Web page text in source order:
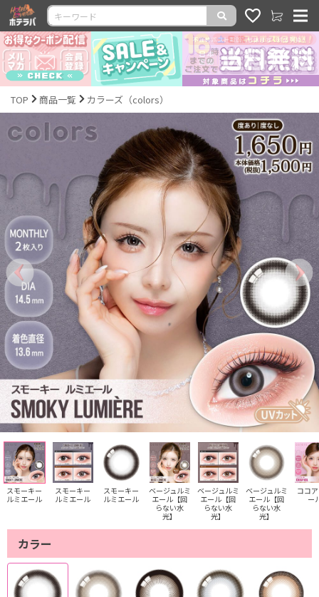
TOP 商品一覧 カラーズ（colors）
スモーキー
ルミエール
スモーキー
ルミエール
スモーキー
ルミエール
ベージュルミ
エール【回
らない水
光】
ベージュルミ
エール【回
らない水
光】
ベージュルミ
エール【回
らない水
光】
ココ
ー
カラー